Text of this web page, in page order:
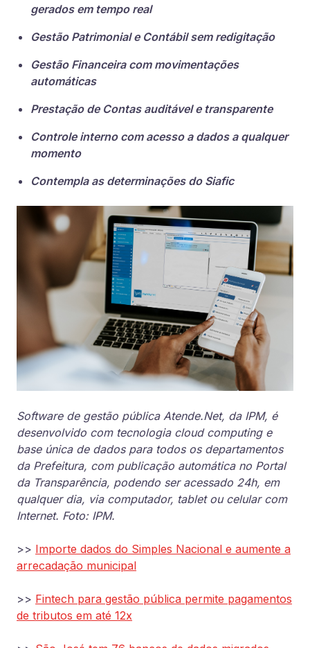
gerados em tempo real
Gestão Patrimonial e Contábil sem redigitação
Gestão Financeira com movimentações
automáticas
Prestação de Contas auditável e transparente
Controle interno com acesso a dados a qualquer
momento
Contempla as determinações do Siafic
Software de gestão pública Atende.Net, da IPM, é
desenvolvido com tecnologia cloud computing e
base única de dados para todos os departamentos
da Prefeitura, com publicação automática no Portal
da Transparência, podendo ser acessado 24h, em
qualquer dia, via computador, tablet ou celular com
Internet. Foto: IPM.
>> Importe dados do Simples Nacional e aumente a
arrecadação municipal
>> Fintech para gestão pública permite pagamentos
de tributos em até 12x